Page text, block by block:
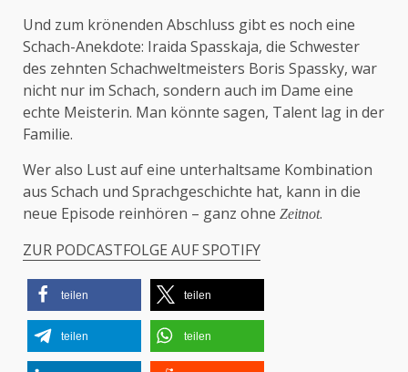
Und zum krönenden Abschluss gibt es noch eine
Schach-Anekdote: Iraida Spasskaja, die Schwester
des zehnten Schachweltmeisters Boris Spassky, war
nicht nur im Schach, sondern auch im Dame eine
echte Meisterin. Man könnte sagen, Talent lag in der
Familie.
Wer also Lust auf eine unterhaltsame Kombination
aus Schach und Sprachgeschichte hat, kann in die
neue Episode reinhören – ganz ohne Zeitnot.
ZUR PODCASTFOLGE AUF SPOTIFY
teilen teilen
teilen teilen